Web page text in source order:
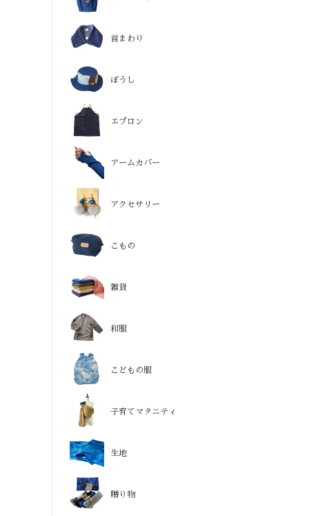
首まわり
ぼうし
エプロン
アームカバー
アクセサリー
こもの
雑貨
和服
こどもの服
子育てマタニティ
生地
贈り物